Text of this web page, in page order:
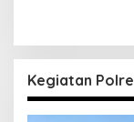
Kegiatan